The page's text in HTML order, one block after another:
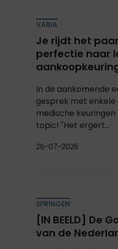
VARIA
Je rijdt het
perfectie naar
In de aankomende
gesprek met
medische
topic! "Het ergert...
26-07-2026
SPRINGEN
[IN BEELD] De
van de